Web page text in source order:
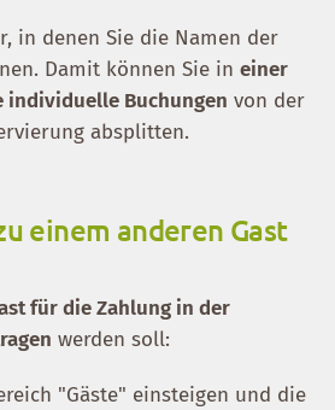
in denen Sie die Namen der
Damit können Sie in einer
individuelle Buchungen von der
absplitten.
einem anderen Gast
für die Zahlung in der
werden soll:
"Gäste" einsteigen und die